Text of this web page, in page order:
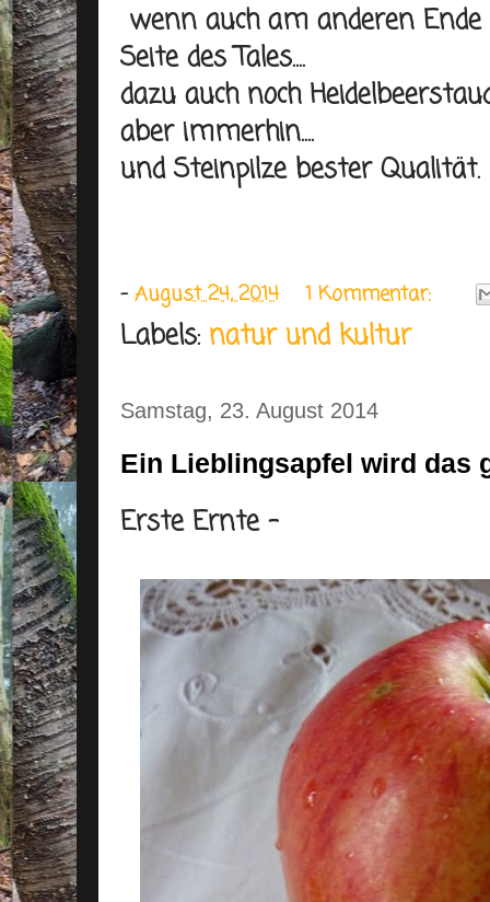
wenn auch am anderen
Seite des Tales....
dazu auch noch
aber immerhin....
und Steinpilze bester Qualität.
-August 24, 2014 1 Kommentar:
Labels: natur und kultur
Samstag, 23. August 2014
Ein Lieblingsapfel wird das
Erste Ernte -